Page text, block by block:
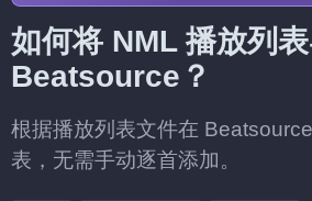
如何将 NML 播放列表
Beatsource？
根据播放列表文件在
表，无需手动逐首添加。